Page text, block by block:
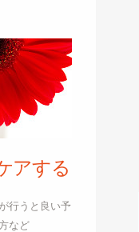
アする
行うと良い予
など